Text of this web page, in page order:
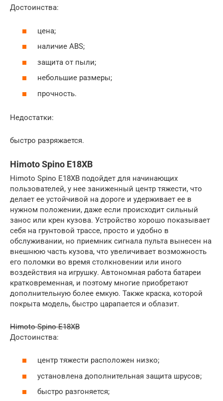
Достоинства:
цена;
наличие ABS;
защита от пыли;
небольшие размеры;
прочность.
Недостатки:
быстро разряжается.
Himoto Spino E18XB
Himoto Spino E18XB подойдет для начинающих
пользователей, у нее заниженный центр тяжести, что
делает ее устойчивой на дороге и удерживает ее в
нужном положении, даже если происходит сильный
занос или крен кузова. Устройство хорошо показывает
себя на грунтовой трассе, просто и удобно в
обслуживании, но приемник сигнала пульта вынесен на
внешнюю часть кузова, что увеличивает возможность
его поломки во время столкновении или иного
воздействия на игрушку. Автономная работа батареи
кратковременная, и поэтому многие приобретают
дополнительную более емкую. Также краска, которой
покрыта модель, быстро царапается и облазит.
Himoto Spino E18XB
Достоинства:
центр тяжести расположен низко;
установлена дополнительная защита шрусов;
быстро разгоняется;